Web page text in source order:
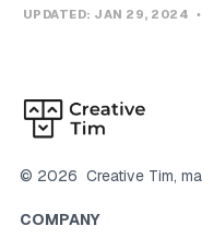
UPDATED: JAN 29, 2024
© 2026 Creative Tim,
COMPANY